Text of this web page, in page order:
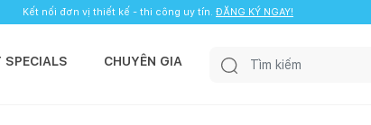
Kết nối đơn vị thiết kế - thi công uy tín. ĐĂNG KÝ NGAY!
SPECIALS CHUYÊN GIA